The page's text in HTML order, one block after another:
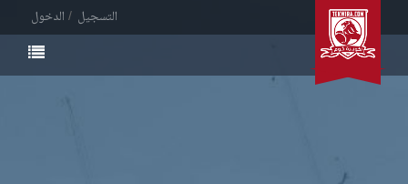
الدخول التسجيل